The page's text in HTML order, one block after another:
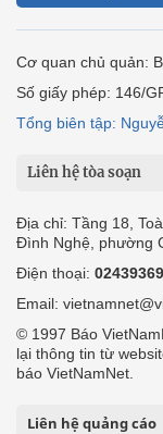
Cơ quan chủ quản:
Số giấy phép: 146/
Tổng biên tập:
Liên hệ tòa soạn
Địa chỉ: Tầng 18,
Đình Nghệ, phường
Điện thoại:
Email:
© 1997 Báo
lại thông tin từ
báo VietNamNet.
Liên hệ quảng cáo